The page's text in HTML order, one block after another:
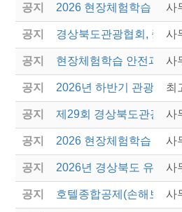
공지 2026 현장체험학습 안전
사
공지 경상북도관광협회, 중국
사
공지 현장체험학습 안전과정(사
공지 2026년 하반기 관광진흥최
공지 제29회 경상북도관광기사
공지 2026 현장체험학습 안전
사
공지 2026년 경상북도 유니크
사
공지 호텔종합공제(손해보험)사